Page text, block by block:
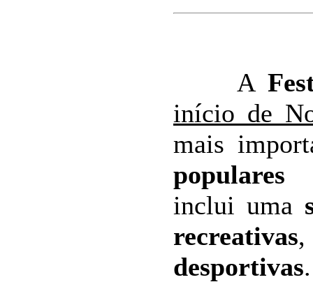
A
início de
mais
populares
inclui uma
recreativas
desportivas.